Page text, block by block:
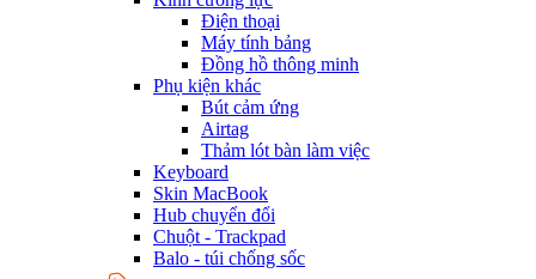
Điện thoại
Máy tính bảng
Đồng hồ thông minh
Phụ kiện khác
Bút cảm ứng
Airtag
Thảm lót bàn làm việc
Keyboard
Skin MacBook
Hub chuyển đổi
Chuột - Trackpad
Balo - túi chống sốc